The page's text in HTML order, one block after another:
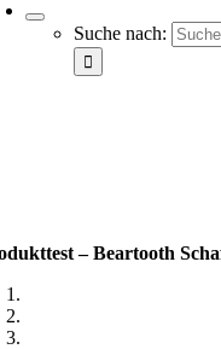
Suche nach:
– Beartooth